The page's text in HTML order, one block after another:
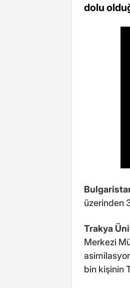
dolu
üzerinden
Trakya
Merkezi
bin kişinin